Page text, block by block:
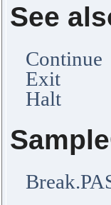
See
Continue
Exit
Halt